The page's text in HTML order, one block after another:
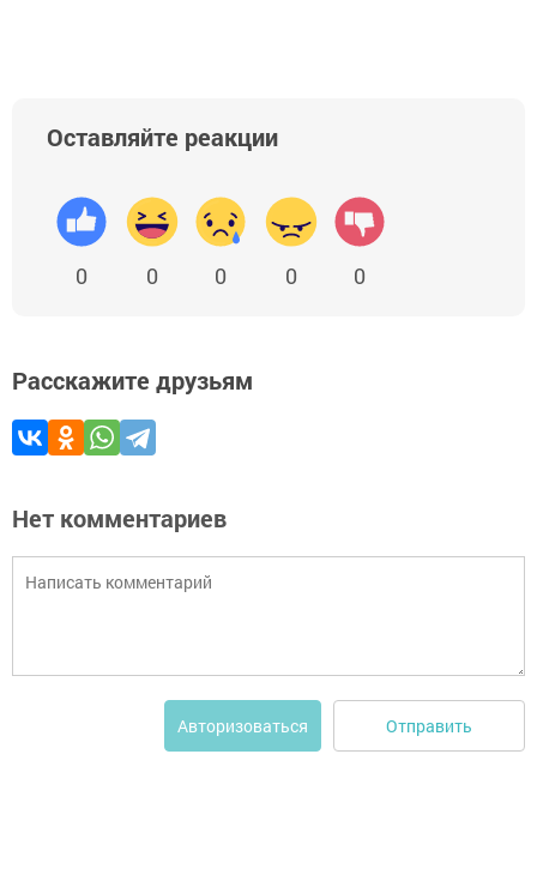
Оставляйте реакции
0 0 0 0 0
Расскажите друзьям
Нет комментариев
Авторизоваться Отправить